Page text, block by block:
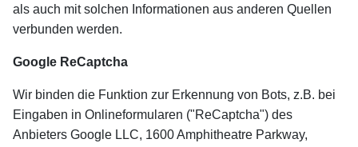
als auch mit solchen Informationen aus anderen Quellen
verbunden werden.
Google ReCaptcha
Wir binden die Funktion zur Erkennung von Bots, z.B. bei
Eingaben in Onlineformularen ("ReCaptcha") des
Anbieters Google LLC, 1600 Amphitheatre Parkway,